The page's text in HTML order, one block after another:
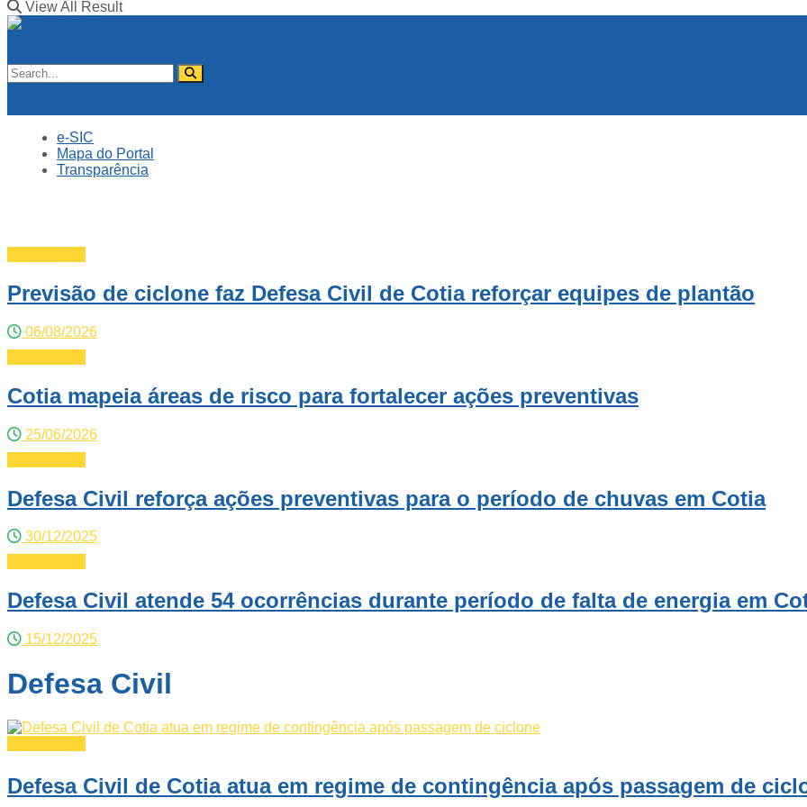
View All Result
e-SIC
Mapa do Portal
Transparência
Previsão de ciclone faz Defesa Civil de Cotia reforçar equipes de plantão
06/08/2026
Cotia mapeia áreas de risco para fortalecer ações preventivas
25/06/2026
Defesa Civil reforça ações preventivas para o período de chuvas em Cotia
30/12/2025
Defesa Civil atende 54 ocorrências durante período de falta de energia em
15/12/2025
Defesa Civil
Defesa Civil de Cotia atua em regime de contingência após passagem de